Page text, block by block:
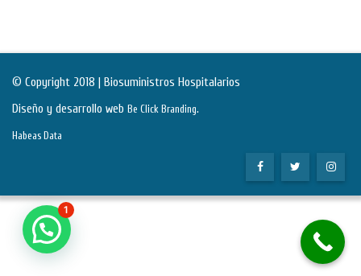
© Copyright 2018 | Biosuministros Hospitalarios
Diseño y desarrollo web Be Click Branding.
Habeas Data
1